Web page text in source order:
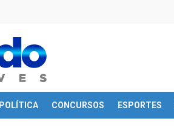
POLÍTICA CONCURSOS ESPORTES